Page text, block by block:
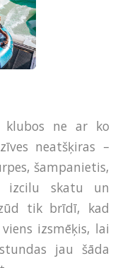
klubos ne ar ko
neatšķiras –
šampanietis,
izcilu skatu un
tik brīdī, kad
izsmēķis, lai
jau šāda